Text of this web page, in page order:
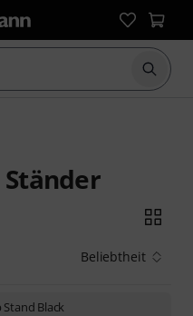
Suche
Beliebtheit
Black